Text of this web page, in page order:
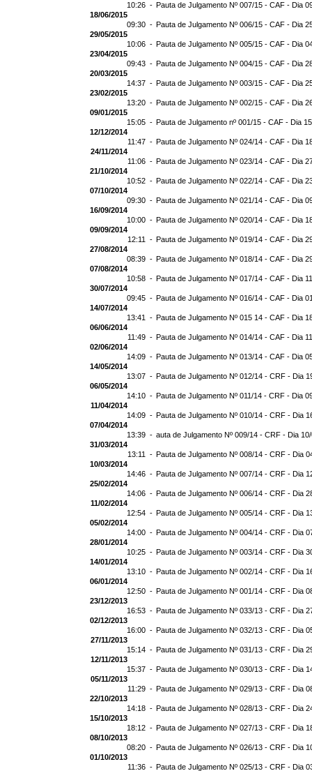
10:26 - Pauta de Julgamento Nº 007/15 - CAF - Dia
18/06/2015
09:30 - Pauta de Julgamento Nº 006/15 - CAF - Dia
29/05/2015
10:06 - Pauta de Julgamento Nº 005/15 - CAF - Dia
23/04/2015
09:43 - Pauta de Julgamento Nº 004/15 - CAF - Dia
20/03/2015
14:37 - Pauta de Julgamento Nº 003/15 - CAF - Dia
23/02/2015
13:20 - Pauta de Julgamento Nº 002/15 - CAF - Dia
09/01/2015
15:05 - Pauta de Julgamento nº 001/15 - CAF - Dia
12/12/2014
11:47 - Pauta de Julgamento Nº 024/14 - CAF - Dia
24/11/2014
11:06 - Pauta de Julgamento Nº 023/14 - CAF - Dia
21/10/2014
10:52 - Pauta de Julgamento Nº 022/14 - CAF - Dia
07/10/2014
09:30 - Pauta de Julgamento Nº 021/14 - CAF - Dia
16/09/2014
10:00 - Pauta de Julgamento Nº 020/14 - CAF - Dia
09/09/2014
12:11 - Pauta de Julgamento Nº 019/14 - CAF - Dia
27/08/2014
08:39 - Pauta de Julgamento Nº 018/14 - CAF - Dia
07/08/2014
10:58 - Pauta de Julgamento Nº 017/14 - CAF - Dia
30/07/2014
09:45 - Pauta de Julgamento Nº 016/14 - CAF - Dia
14/07/2014
13:41 - Pauta de Julgamento Nº 015 14 - CAF - Dia
06/06/2014
11:49 - Pauta de Julgamento Nº 014/14 - CAF - Dia
02/06/2014
14:09 - Pauta de Julgamento Nº 013/14 - CAF - Dia
14/05/2014
13:07 - Pauta de Julgamento Nº 012/14 - CRF - Dia
06/05/2014
14:10 - Pauta de Julgamento Nº 011/14 - CRF - Dia
11/04/2014
14:09 - Pauta de Julgamento Nº 010/14 - CRF - Dia
07/04/2014
13:39 - auta de Julgamento Nº 009/14 - CRF - Dia
31/03/2014
13:11 - Pauta de Julgamento Nº 008/14 - CRF - Dia
10/03/2014
14:46 - Pauta de Julgamento Nº 007/14 - CRF - Dia
25/02/2014
14:06 - Pauta de Julgamento Nº 006/14 - CRF - Dia
11/02/2014
12:54 - Pauta de Julgamento Nº 005/14 - CRF - Dia
05/02/2014
14:00 - Pauta de Julgamento Nº 004/14 - CRF - Dia
28/01/2014
10:25 - Pauta de Julgamento Nº 003/14 - CRF - Dia
14/01/2014
13:10 - Pauta de Julgamento Nº 002/14 - CRF - Dia
06/01/2014
12:50 - Pauta de Julgamento Nº 001/14 - CRF - Dia
23/12/2013
16:53 - Pauta de Julgamento Nº 033/13 - CRF - Dia
02/12/2013
16:00 - Pauta de Julgamento Nº 032/13 - CRF - Dia
27/11/2013
15:14 - Pauta de Julgamento Nº 031/13 - CRF - Dia
12/11/2013
15:37 - Pauta de Julgamento Nº 030/13 - CRF - Dia
05/11/2013
11:29 - Pauta de Julgamento Nº 029/13 - CRF - Dia
22/10/2013
14:18 - Pauta de Julgamento Nº 028/13 - CRF - Dia
15/10/2013
18:12 - Pauta de Julgamento Nº 027/13 - CRF - Dia
08/10/2013
08:20 - Pauta de Julgamento Nº 026/13 - CRF - Dia
01/10/2013
11:36 - Pauta de Julgamento Nº 025/13 - CRF - Dia